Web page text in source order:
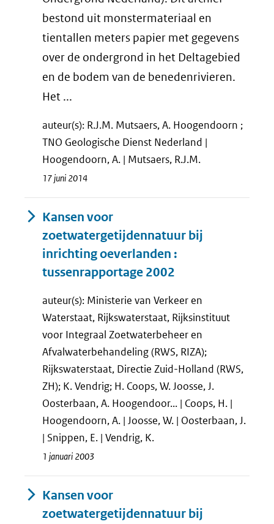
bestond uit monstermateriaal en
tientallen meters papier met gegevens
over de ondergrond in het Deltagebied
en de bodem van de benedenrivieren.
Het ...
auteur(s): R.J.M. Mutsaers, A. Hoogendoorn ;
TNO Geologische Dienst Nederland |
Hoogendoorn, A. | Mutsaers, R.J.M.
17 juni 2014
Kansen voor
zoetwatergetijdennatuur bij
inrichting oeverlanden :
tussenrapportage 2002
auteur(s): Ministerie van Verkeer en
Waterstaat, Rijkswaterstaat, Rijksinstituut
voor Integraal Zoetwaterbeheer en
Afvalwaterbehandeling (RWS, RIZA);
Rijkswaterstaat, Directie Zuid-Holland (RWS,
ZH); K. Vendrig; H. Coops, W. Joosse, J.
Oosterbaan, A. Hoogendoor... | Coops, H. |
Hoogendoorn, A. | Joosse, W. | Oosterbaan, J.
| Snippen, E. | Vendrig, K.
1 januari 2003
Kansen voor
zoetwatergetijdennatuur bij